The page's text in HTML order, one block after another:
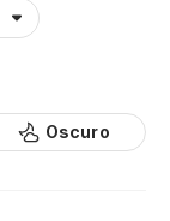
Oscuro